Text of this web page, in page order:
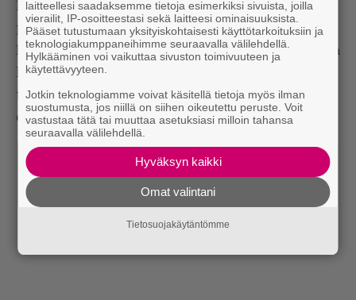
Bombinon tuaregi-meininki vei ajatukset
puolestaan Saharan eteläpuoliseen todellisuuteen.
Nelikko tuottiTinariweninjaImarhaninkaltaista
kitaraorientoitunutta piiskausta, josta korva poimi
tamasheqin kielellä riimitellyn lyriikan tuoman
eksotiikan rinnalle tuttuja elementtejä.
laitteellesi saadaksemme tietoja esimerkiksi sivuista, joilla
vierailit, IP-osoitteestasi sekä laitteesi ominaisuuksista.
Pääset tutustumaan yksityiskohtaisesti käyttötarkoituksiin ja
teknologiakumppaneihimme seuraavalla välilehdellä.
Hylkääminen voi vaikuttaa sivuston toimivuuteen ja
käytettävyyteen.
Jotkin teknologiamme voivat käsitellä tietoja myös ilman
suostumusta, jos niillä on siihen oikeutettu peruste. Voit
vastustaa tätä tai muuttaa asetuksiasi milloin tahansa
seuraavalla välilehdellä.
Hyväksyn kaikki
Omat valintani
Tietosuojakäytäntömme